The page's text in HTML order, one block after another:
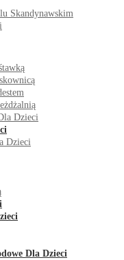
Skandynawskim
Dzieci
Dzieci
Dla Dzieci